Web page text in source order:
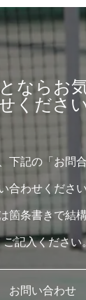
ならお
ください
下記の「お問
合わせください
箇条書きで結
ご記入ください
お問い合わせ